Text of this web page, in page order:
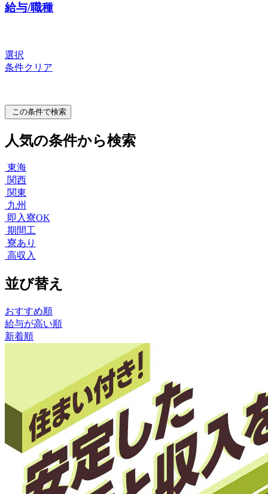
給与/職種
選択
条件クリア
この条件で検索
人気の条件から検索
東海
関西
関東
九州
即入寮OK
期間工
寮あり
高収入
並び替え
おすすめ順
給与が高い順
新着順